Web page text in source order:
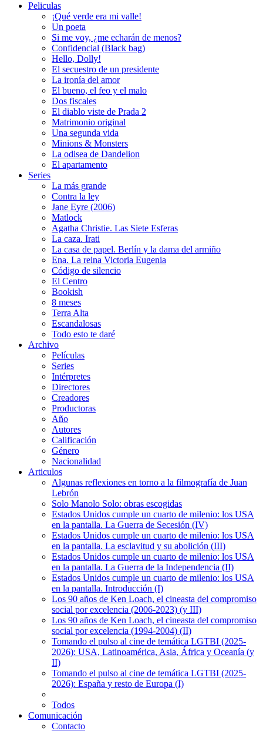
Peliculas
¡Qué verde era mi valle!
Un poeta
Si me voy, ¿me echarán de menos?
Confidencial (Black bag)
Hello, Dolly!
El secuestro de un presidente
La ironía del amor
El bueno, el feo y el malo
Dos fiscales
El diablo viste de Prada 2
Matrimonio original
Una segunda vida
Minions & Monsters
La odisea de Dandelion
El apartamento
Series
La más grande
Contra la ley
Jane Eyre (2006)
Matlock
Agatha Christie. Las Siete Esferas
La caza. Irati
La casa de papel. Berlín y la dama del armiño
Ena. La reina Victoria Eugenia
Código de silencio
El Centro
Bookish
8 meses
Terra Alta
Escandalosas
Todo esto te daré
Archivo
Películas
Series
Intérpretes
Directores
Creadores
Productoras
Año
Autores
Calificación
Género
Nacionalidad
Articulos
Algunas reflexiones en torno a la filmografía de Juan
Lebrón
Solo Manolo Solo: obras escogidas
Estados Unidos cumple un cuarto de milenio: los USA
en la pantalla. La Guerra de Secesión (IV)
Estados Unidos cumple un cuarto de milenio: los USA
en la pantalla. La esclavitud y su abolición (III)
Estados Unidos cumple un cuarto de milenio: los USA
en la pantalla. La Guerra de la Independencia (II)
Estados Unidos cumple un cuarto de milenio: los USA
en la pantalla. Introducción (I)
Los 90 años de Ken Loach, el cineasta del compromiso
social por excelencia (2006-2023) (y III)
Los 90 años de Ken Loach, el cineasta del compromiso
social por excelencia (1994-2004) (II)
Tomando el pulso al cine de temática LGTBI (2025-
2026): USA, Latinoamérica, Asia, África y Oceanía (y
II)
Tomando el pulso al cine de temática LGTBI (2025-
2026): España y resto de Europa (I)
Todos
Comunicación
Contacto